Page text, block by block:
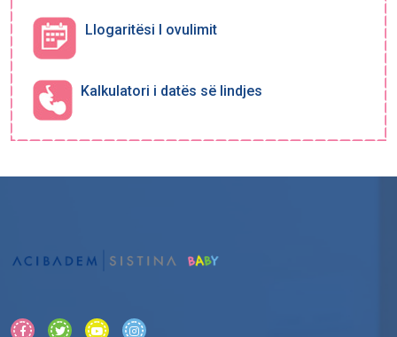
Llogaritësi I ovulimit
Kalkulatori i datës së lindjes